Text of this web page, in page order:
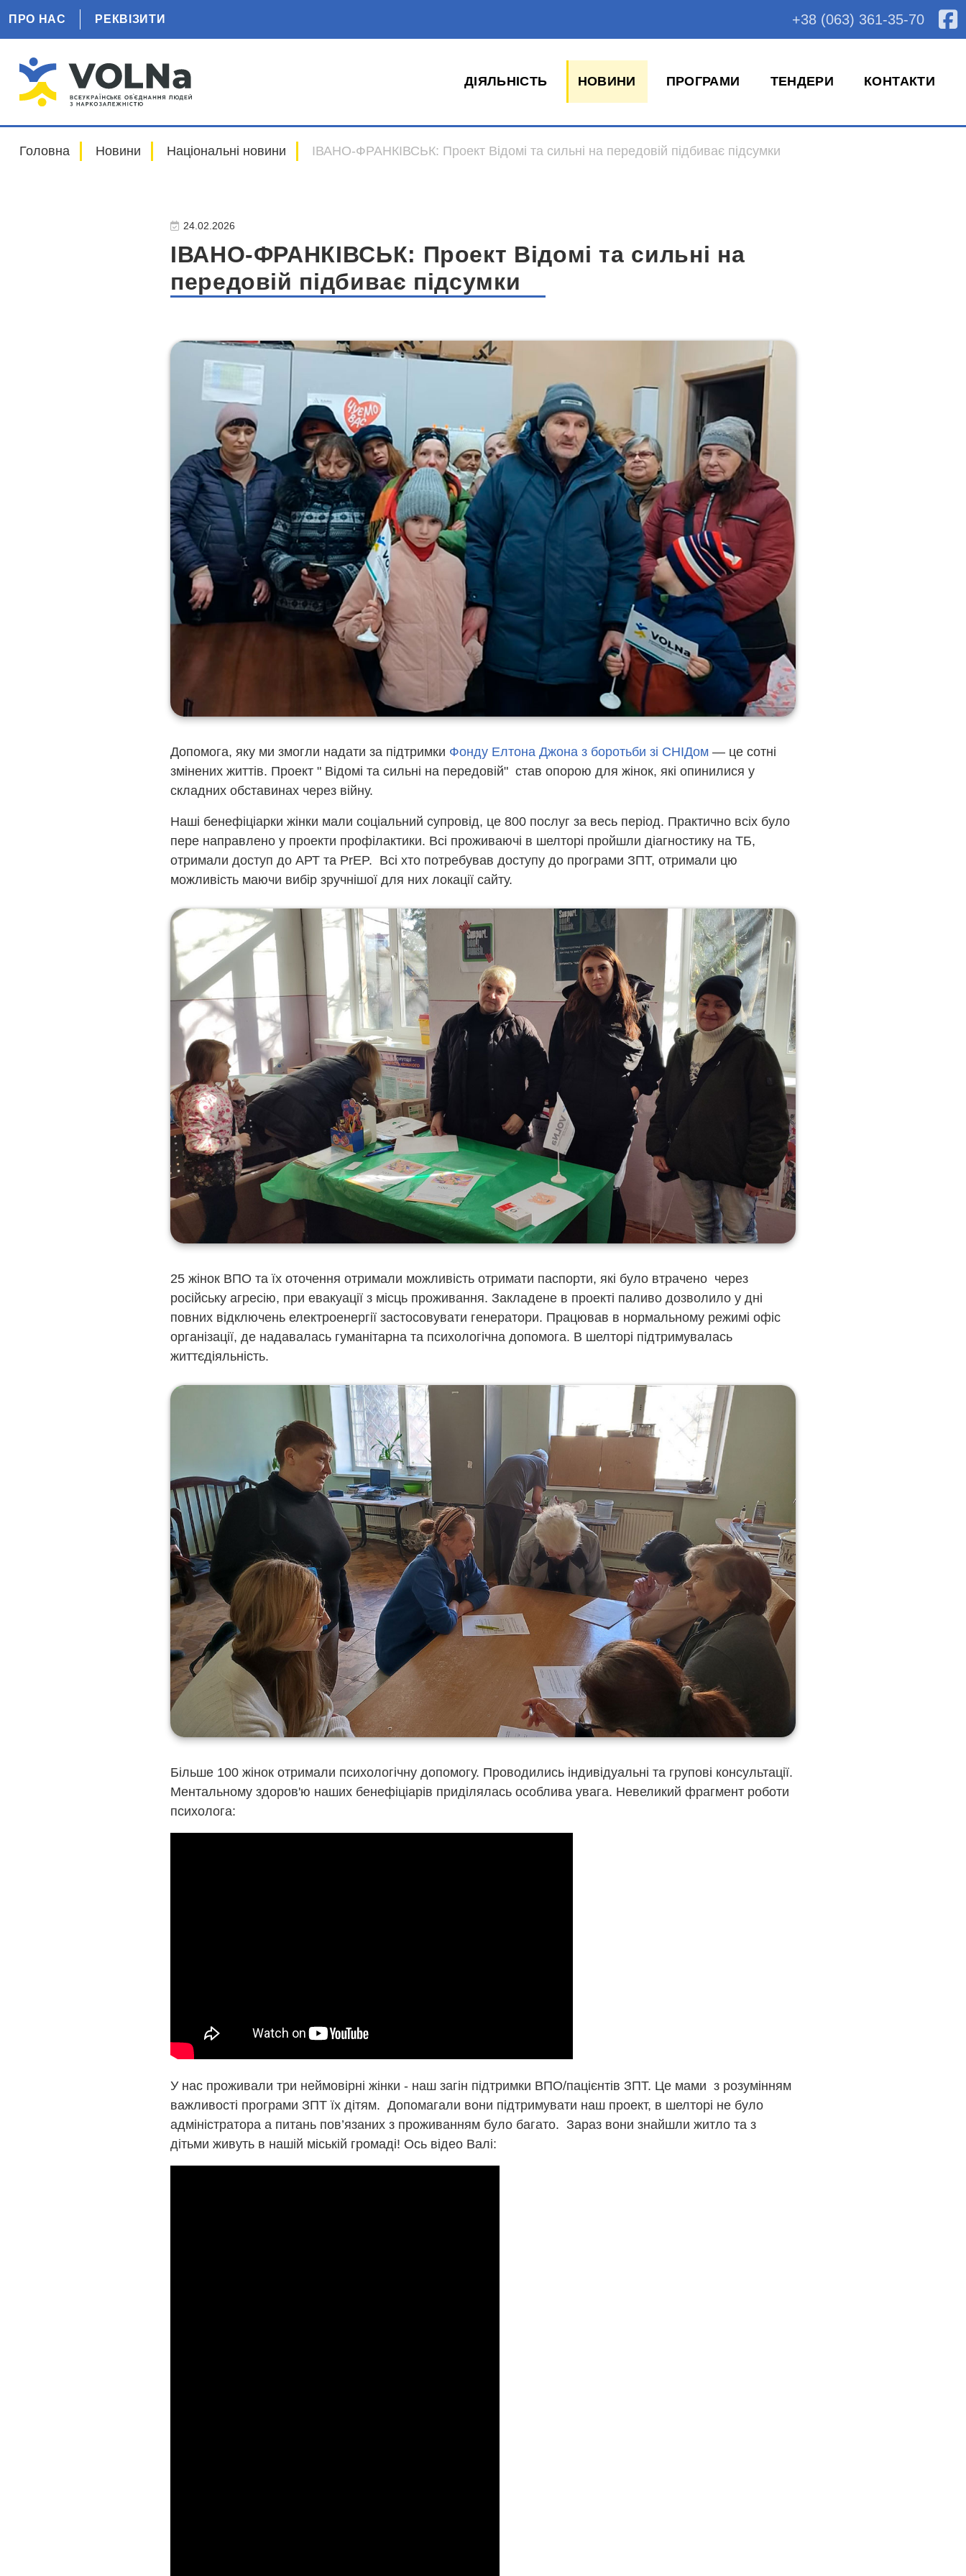
ПРО НАС РЕКВІЗИТИ +38 (063) 361-35-70
ДІЯЛЬНІСТЬ НОВИНИ ПРОГРАМИ ТЕНДЕРИ КОНТАКТИ
Головна Новини Національні новини ІВАНО-ФРАНКІВСЬК: Проект Відомі та сильні на передовій підбиває підсумки
24.02.2026
ІВАНО-ФРАНКІВСЬК: Проект Відомі та сильні на
передовій підбиває підсумки
Допомога, яку ми змогли надати за підтримки Фонду Елтона Джона з боротьби зі СНІДом — це сотні
змінених життів. Проект " Відомі та сильні на передовій" став опорою для жінок, які опинилися у
складних обставинах через війну.
Наші бенефіціарки жінки мали соціальний супровід, це 800 послуг за весь період. Практично всіх було
пере направлено у проекти профілактики. Всі проживаючі в шелторі пройшли діагностику на ТБ,
отримали доступ до АРТ та PrEP. Всі хто потребував доступу до програми ЗПТ, отримали цю
можливість маючи вибір зручнішої для них локації сайту.
25 жінок ВПО та їх оточення отримали можливість отримати паспорти, які було втрачено через
російську агресію, при евакуації з місць проживання. Закладене в проекті паливо дозволило у дні
повних відключень електроенергії застосовувати генератори. Працював в нормальному режимі офіс
організації, де надавалась гуманітарна та психологічна допомога. В шелторі підтримувалась
життєдіяльність.
Більше 100 жінок отримали психологічну допомогу. Проводились індивідуальні та групові консультації.
Ментальному здоров'ю наших бенефіціарів приділялась особлива увага. Невеликий фрагмент роботи
психолога:
У нас проживали три неймовірні жінки - наш загін підтримки ВПО/пацієнтів ЗПТ. Це мами з розумінням
важливості програми ЗПТ їх дітям. Допомагали вони підтримувати наш проект, в шелторі не було
адміністратора а питань пов’язаних з проживанням було багато. Зараз вони знайшли житло та з
дітьми живуть в нашій міській громаді! Ось відео Валі: